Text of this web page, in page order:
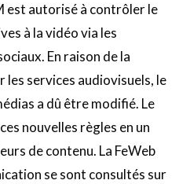
est autorisé à contrôler le
à la vidéo via les
En raison de la
les services audiovisuels, le
a dû être modifié. Le
nouvelles règles en un
de contenu. La FeWeb
se sont consultés sur